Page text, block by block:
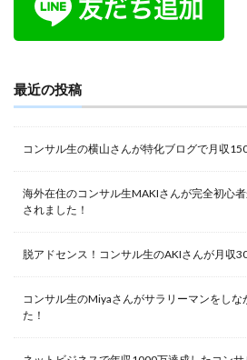
最近の投稿
コンサル生の横山さんが特化ブログで月収
海外在住のコンサル生MAKIさんが完全初心
されました！
脱アドセンス！コンサル生のAKIさんが月収
コンサル生のMiyaさんがサラリーマンをしな
た！